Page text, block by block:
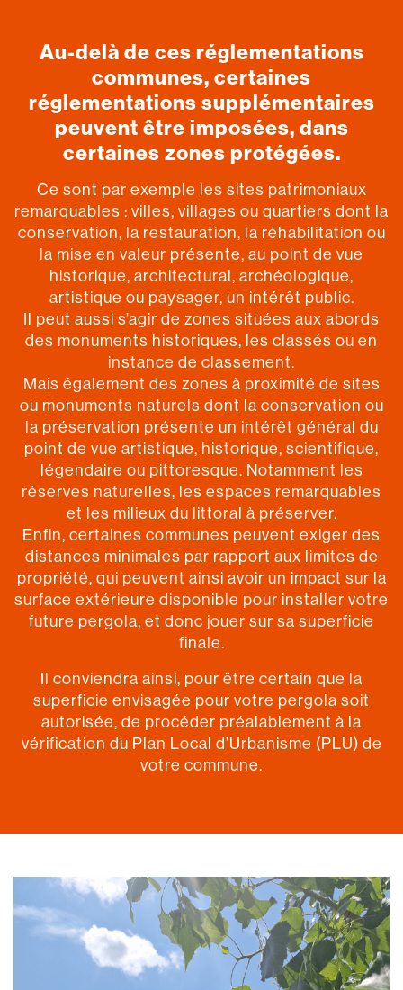
Au-delà de ces réglementations
communes, certaines
réglementations supplémentaires
peuvent être imposées, dans
certaines zones protégées.
Ce sont par exemple les sites patrimoniaux
remarquables : villes, villages ou quartiers dont la
conservation, la restauration, la réhabilitation ou
la mise en valeur présente, au point de vue
historique, architectural, archéologique,
artistique ou paysager, un intérêt public.
Il peut aussi s’agir de zones situées aux abords
des monuments historiques, les classés ou en
instance de classement.
Mais également des zones à proximité de sites
ou monuments naturels dont la conservation ou
la préservation présente un intérêt général du
point de vue artistique, historique, scientifique,
légendaire ou pittoresque. Notamment les
réserves naturelles, les espaces remarquables
et les milieux du littoral à préserver.
Enfin, certaines communes peuvent exiger des
distances minimales par rapport aux limites de
propriété, qui peuvent ainsi avoir un impact sur la
surface extérieure disponible pour installer votre
future pergola, et donc jouer sur sa superficie
finale.
Il conviendra ainsi, pour être certain que la
superficie envisagée pour votre pergola soit
autorisée, de procéder préalablement à la
vérification du Plan Local d’Urbanisme (PLU) de
votre commune.